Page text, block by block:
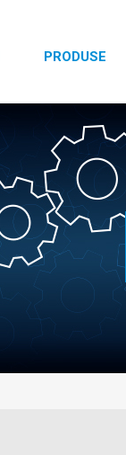
PRODUSE